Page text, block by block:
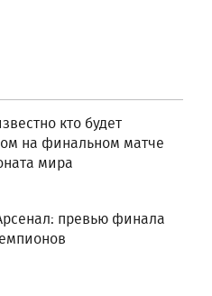
кто будет
на финальном матче
мира
превью финала